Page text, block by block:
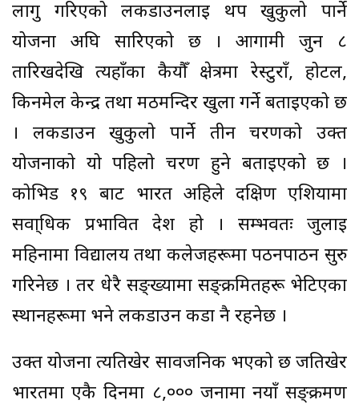
लागु गरिएको लकडाउनलाई थप खुकुलो पार्ने
योजना अघि सारिएको छ । आगामी जुन ८
तारिखदेखि त्यहाँका कैयौँ क्षेत्रमा रेस्टुराँ, होटल,
किनमेल केन्द्र तथा मठमन्दिर खुला गर्ने बताइएको छ
। लकडाउन खुकुलो पार्ने तीन चरणको उक्त
योजनाको यो पहिलो चरण हुने बताइएको छ ।
कोभिड १९ बाट भारत अहिले दक्षिण एशियामा
सर्वा्धिक प्रभावित देश हो । सम्भवतः जुलाई
महिनामा विद्यालय तथा कलेजहरूमा पठनपाठन सुरु
गरिनेछ । तर धेरै सङ्ख्यामा सङ्क्रमितहरू भेटिएका
स्थानहरूमा भने लकडाउन कडा नै रहनेछ ।
उक्त योजना त्यतिखेर सार्वजनिक भएको छ जतिखेर
भारतमा एकै दिनमा ८,००० जनामा नयाँ सङ्क्रमण